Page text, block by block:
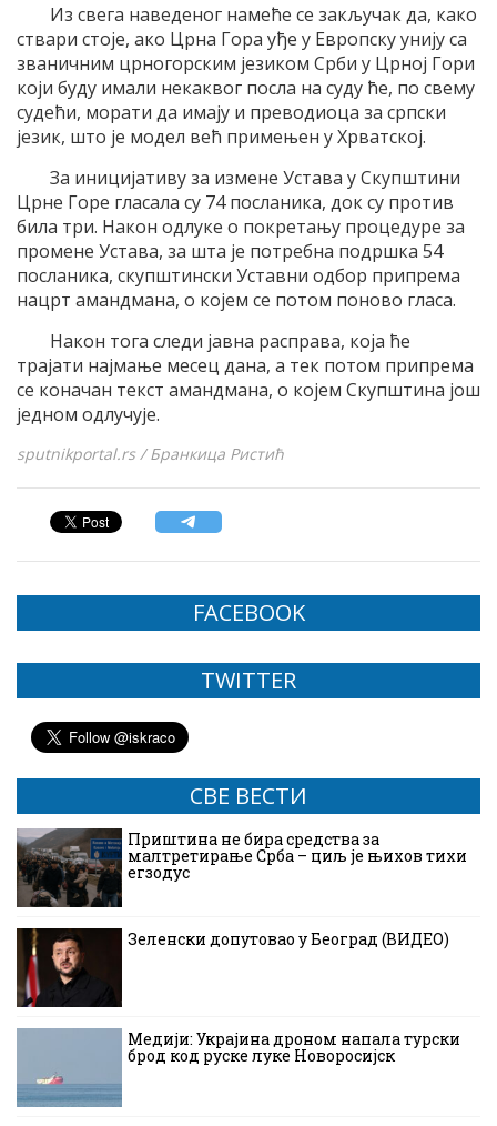
Из свега наведеног намеће се закључак да, како
ствари стоје, ако Црна Гора уђе у Европску унију са
званичним црногорским језиком Срби у Црној Гори
који буду имали некаквог посла на суду ће, по свему
судећи, морати да имају и преводиоца за српски
језик, што је модел већ примењен у Хрватској.
За иницијативу за измене Устава у Скупштини
Црне Горе гласала су 74 посланика, док су против
била три. Након одлуке о покретању процедуре за
промене Устава, за шта је потребна подршка 54
посланика, скупштински Уставни одбор припрема
нацрт амандмана, о којем се потом поново гласа.
Након тога следи јавна расправа, која ће
трајати најмање месец дана, а тек потом припрема
се коначан текст амандмана, о којем Скупштина још
једном одлучује.
sputnikportal.rs / Бранкица Ристић
FACEBOOK
TWITTER
СВЕ ВЕСТИ
Приштина не бира средства за
малтретирање Срба – циљ је њихов тихи
егзодус
Зеленски допутовао у Београд (ВИДЕО)
Медији: Украјина дроном напала турски
брод код руске луке Новоросијск